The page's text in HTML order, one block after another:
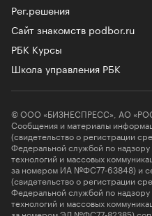
Рег.решения
Сайт знакомств podbor.ru
РБК Курсы
Школа управления РБК
© ООО «БИЗНЕСПРЕСС», АО
Сообщения и материалы
(свидетельство о регистрации
Федеральной службой по
технологий и массовых
за номером ИА №ФС77-63848) и
(свидетельство о регистрации
Федеральной службой по
технологий и массовых
за номером ЭЛ №ФС77-82385)